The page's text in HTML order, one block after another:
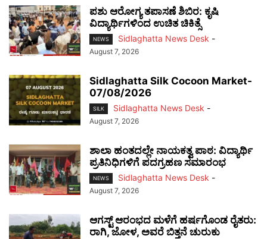
ಪಶು ಆರೋಗ್ಯ ತಪಾಸಣೆ ಶಿಬಿರ: ಕೃಷಿ
ವಿದ್ಯಾರ್ಥಿಗಳಿಂದ ಉಚಿತ ಚಿಕಿತ್ಸೆ
NEWS Sidlaghatta News Desk -
August 7, 2026
Sidlaghatta Silk Cocoon Market-
07/08/2026
SILK Sidlaghatta News Desk -
August 7, 2026
ಶಾಲಾ ಹಂತದಲ್ಲೇ ನಾಯಕತ್ವ ಪಾಠ: ವಿದ್ಯಾರ್ಥಿ
ಪ್ರತಿನಿಧಿಗಳಿಗೆ ಪದಗ್ರಹಣ ಸಮಾರಂಭ
NEWS Sidlaghatta News Desk -
August 7, 2026
ಆಗಸ್ಟ್ ಆರಂಭದ ಮಳೆಗೆ ಹರ್ಷಗೊಂಡ ರೈತರು:
ರಾಗಿ, ಜೋಳ, ಅವರೆ ಬಿತ್ತನೆ ಚುರುಕು